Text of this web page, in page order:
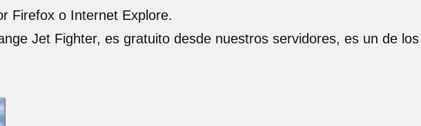
Firefox o Internet Explore.
Jet Fighter, es gratuito desde nuestros servidores, es un de